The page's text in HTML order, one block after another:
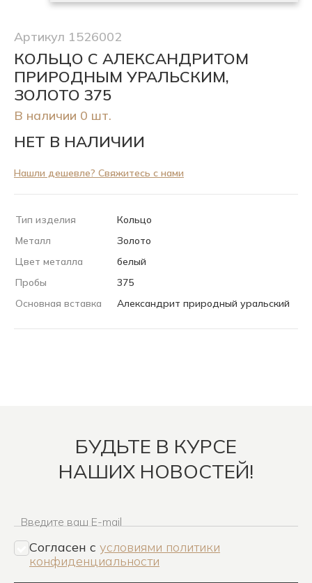
Артикул 1526002
КОЛЬЦО С АЛЕКСАНДРИТОМ
ПРИРОДНЫМ УРАЛЬСКИМ,
ЗОЛОТО 375
В наличии 0 шт.
НЕТ В НАЛИЧИИ
Нашли дешевле? Свяжитесь с нами
Тип изделия
Кольцо
Металл
Золото
Цвет металла
белый
Пробы
375
Основная вставка
Александрит природный уральский
БУДЬТЕ В КУРСЕ
НАШИХ НОВОСТЕЙ!
Введите ваш E-mail
Согласен c условиями политики
конфиденциальности